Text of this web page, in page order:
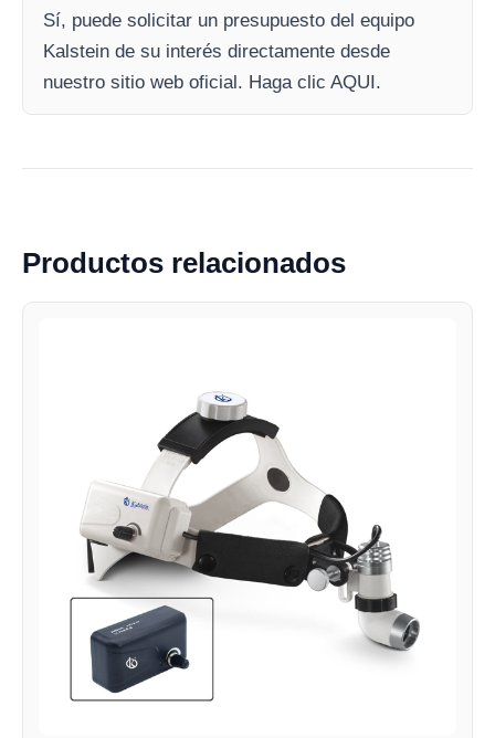
Sí, puede solicitar un presupuesto del equipo
Kalstein de su interés directamente desde
nuestro sitio web oficial. Haga clic AQUI.
Productos relacionados